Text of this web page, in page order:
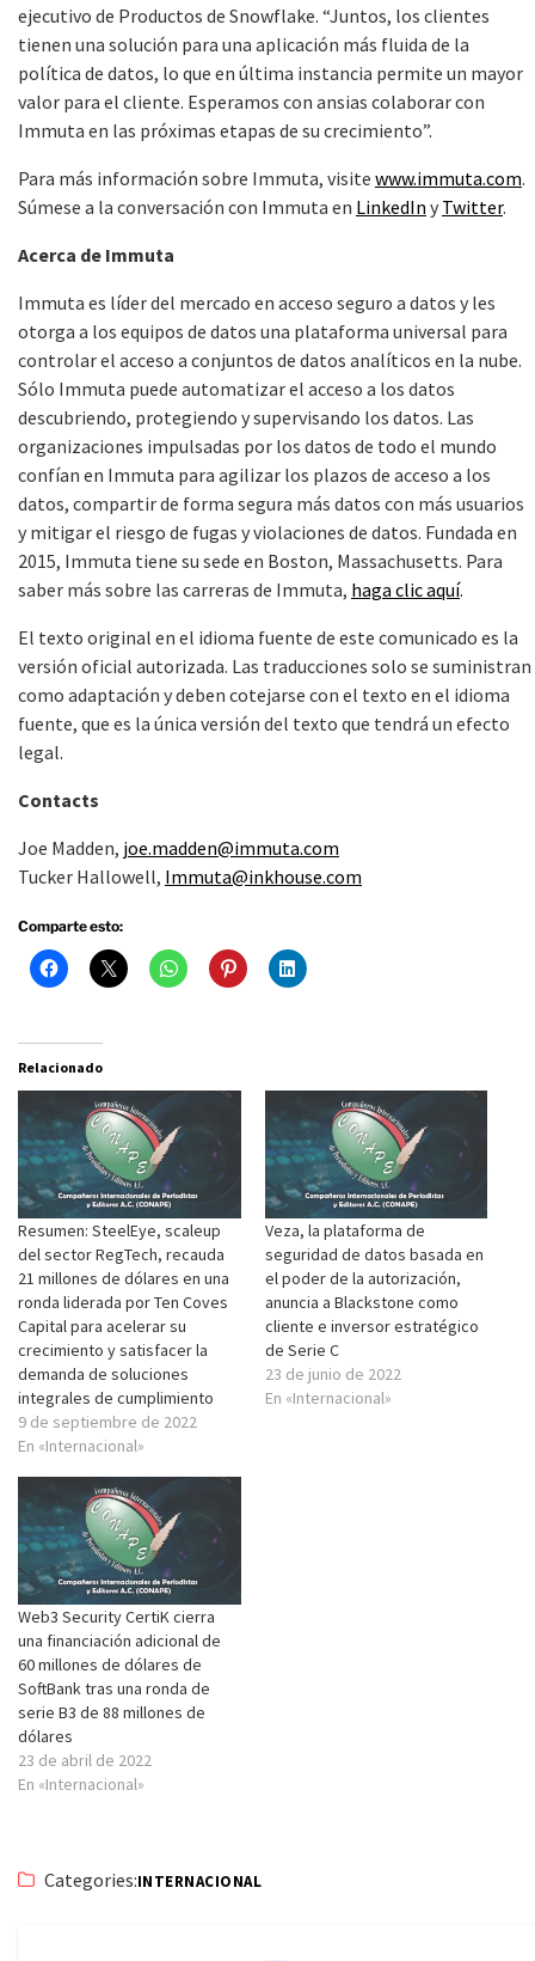
ejecutivo de Productos de Snowflake. “Juntos, los clientes
tienen una solución para una aplicación más fluida de la
política de datos, lo que en última instancia permite un mayor
valor para el cliente. Esperamos con ansias colaborar con
Immuta en las próximas etapas de su crecimiento”.
Para más información sobre Immuta, visite www.immuta.com.
Súmese a la conversación con Immuta en LinkedIn y Twitter.
Acerca de Immuta
Immuta es líder del mercado en acceso seguro a datos y les
otorga a los equipos de datos una plataforma universal para
controlar el acceso a conjuntos de datos analíticos en la nube.
Sólo Immuta puede automatizar el acceso a los datos
descubriendo, protegiendo y supervisando los datos. Las
organizaciones impulsadas por los datos de todo el mundo
confían en Immuta para agilizar los plazos de acceso a los
datos, compartir de forma segura más datos con más usuarios
y mitigar el riesgo de fugas y violaciones de datos. Fundada en
2015, Immuta tiene su sede en Boston, Massachusetts. Para
saber más sobre las carreras de Immuta, haga clic aquí.
El texto original en el idioma fuente de este comunicado es la
versión oficial autorizada. Las traducciones solo se suministran
como adaptación y deben cotejarse con el texto en el idioma
fuente, que es la única versión del texto que tendrá un efecto
legal.
Contacts
Joe Madden, joe.madden@immuta.com
Tucker Hallowell, Immuta@inkhouse.com
Comparte esto:
Relacionado
Resumen: SteelEye, scaleup
del sector RegTech, recauda
21 millones de dólares en una
ronda liderada por Ten Coves
Capital para acelerar su
crecimiento y satisfacer la
demanda de soluciones
integrales de cumplimiento
9 de septiembre de 2022
En «Internacional»
Veza, la plataforma de
seguridad de datos basada en
el poder de la autorización,
anuncia a Blackstone como
cliente e inversor estratégico
de Serie C
23 de junio de 2022
En «Internacional»
Web3 Security CertiK cierra
una financiación adicional de
60 millones de dólares de
SoftBank tras una ronda de
serie B3 de 88 millones de
dólares
23 de abril de 2022
En «Internacional»
Categories:INTERNACIONAL